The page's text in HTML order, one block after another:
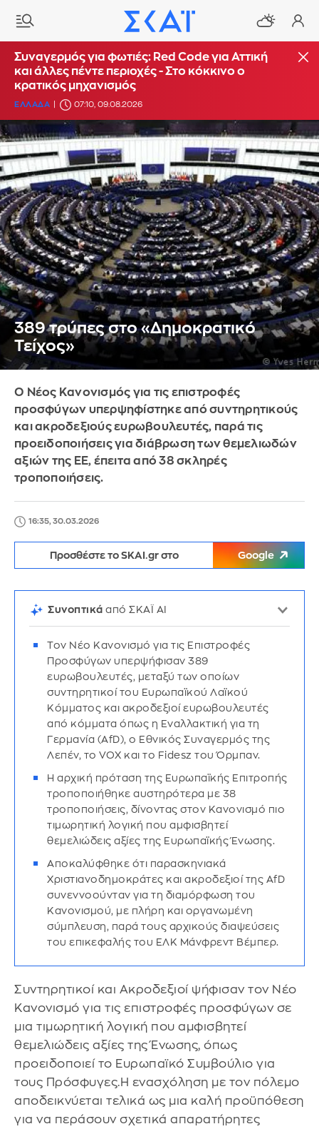
Συναγερμός για φωτιές: Red Code για Αττική
και άλλες πέντε περιοχές - Στο κόκκινο ο
κρατικός μηχανισμός
ΕΛΛΑΔΑ 07:10, 09.08.2026
389 τρύπες στο «Δημοκρατικό
Τείχος»
Ο Νέος Κανονισμός για τις επιστροφές
προσφύγων υπερψηφίστηκε από συντηρητικούς
και ακροδεξιούς ευρωβουλευτές, παρά τις
προειδοποιήσεις για διάβρωση των θεμελιωδών
αξιών της ΕΕ, έπειτα από 38 σκληρές
τροποποιήσεις.
16:35, 30.03.2026
Προσθέστε το SKAI.gr στο Google
Συνοπτικά από ΣΚΑΪ AI
Τον Νέο Κανονισμό για τις Επιστροφές
Προσφύγων υπερψήφισαν 389
ευρωβουλευτές, μεταξύ των οποίων
συντηρητικοί του Ευρωπαϊκού Λαϊκού
Κόμματος και ακροδεξιοί ευρωβουλευτές
από κόμματα όπως η Εναλλακτική για τη
Γερμανία (AfD), ο Εθνικός Συναγερμός της
Λεπέν, το VOX και το Fidesz του Όρμπαν.
Η αρχική πρόταση της Ευρωπαϊκής Επιτροπής
τροποποιήθηκε αυστηρότερα με 38
τροποποιήσεις, δίνοντας στον Κανονισμό πιο
τιμωρητική λογική που αμφισβητεί
θεμελιώδεις αξίες της Ευρωπαϊκής Ένωσης.
Αποκαλύφθηκε ότι παρασκηνιακά
Χριστιανοδημοκράτες και ακροδεξιοί της AfD
συνεννοούνταν για τη διαμόρφωση του
Κανονισμού, με πλήρη και οργανωμένη
σύμπλευση, παρά τους αρχικούς διαψεύσεις
του επικεφαλής του ΕΛΚ Μάνφρεντ Βέμπερ.
Συντηρητικοί και Ακροδεξιοί ψήφισαν τον Νέο
Κανονισμό για τις επιστροφές προσφύγων σε
μια τιμωρητική λογική που αμφισβητεί
θεμελιώδεις αξίες της Ένωσης, όπως
προειδοποιεί το Ευρωπαϊκό Συμβούλιο για
τους Πρόσφυγες.Η ενασχόληση με τον πόλεμο
αποδεικνύεται τελικά ως μια καλή προϋπόθεση
για να περάσουν σχετικά απαρατήρητες